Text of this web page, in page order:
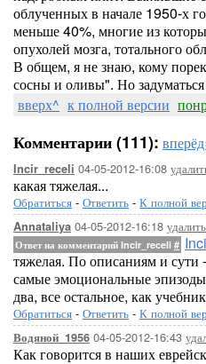
облученных в начале 1950-х
меньше 40%, многие из
опухолей мозга, тотального
В общем, я не знаю, кому
сосны и оливы". Но задуматься
вверх^ к полной версии
Комментарии (111):
Incir_receli 04-05-2012-16:08
какая тяжелая...
Обратиться - Ответить - К полной
Annataliya 04-05-2012-16:18 удалить
Ответ на комментарий Incir_receli #
тяжелая. По описаниям и сути
самые эмоциональные
два, все остальное, как
Обратиться - Ответить - К полной
Водяной_1956 04-05-2012-16:43
Как говорится в наших